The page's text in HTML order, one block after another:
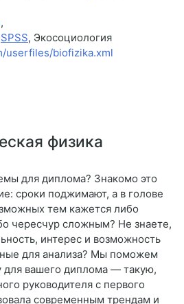
,
SPSS, Экосоциология
userfiles/biofizika.xml
физика
для диплома? Знакомо это
сроки поджимают, а в голове
тем кажется либо
чересчур сложным? Не знаете,
интерес и возможность
для анализа? Мы поможем
для вашего диплома — такую,
руководителя с первого
современным трендам и